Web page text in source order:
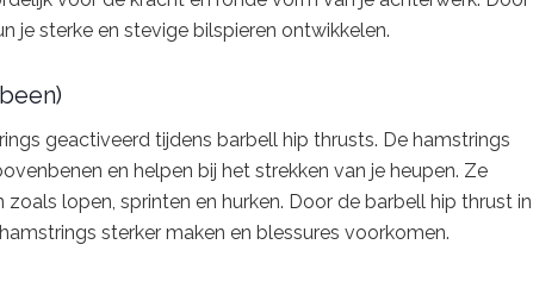
je sterke en stevige bilspieren ontwikkelen.
geactiveerd tijdens barbell hip thrusts. De hamstrings
en helpen bij het strekken van je heupen. Ze
lopen, sprinten en hurken. Door de barbell hip thrust in
sterker maken en blessures voorkomen.